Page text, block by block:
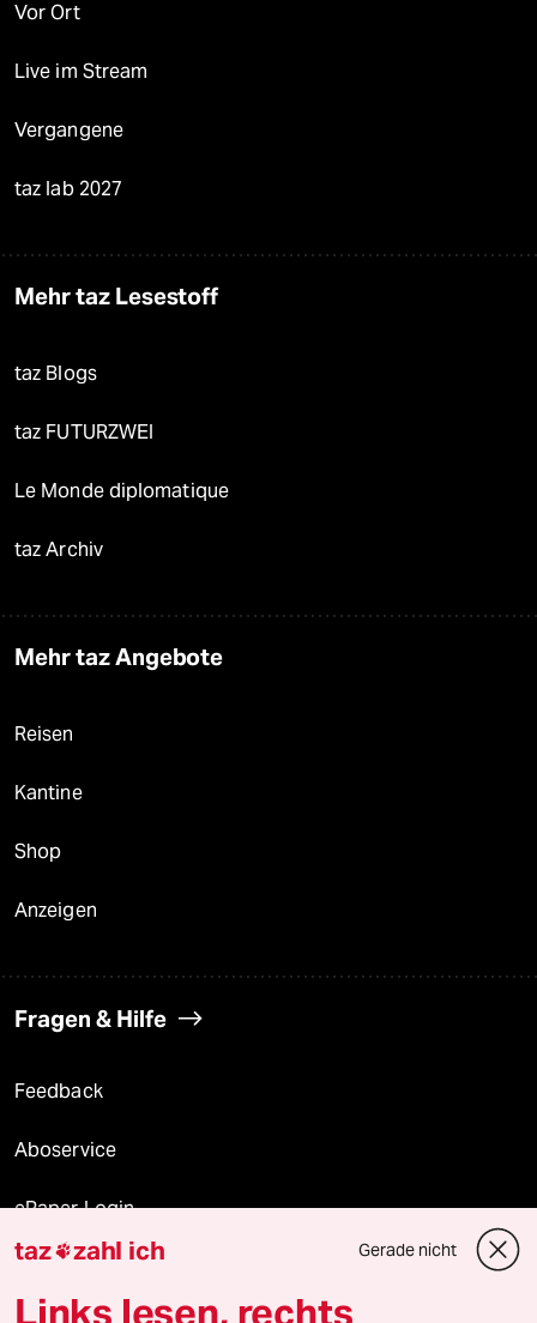
Vor Ort
Live im Stream
Vergangene
taz lab 2027
Mehr taz Lesestoff
taz Blogs
taz FUTURZWEI
Le Monde diplomatique
taz Archiv
Mehr taz Angebote
Reisen
Kantine
Shop
Anzeigen
Fragen & Hilfe
Feedback
Aboservice
ePaper Login
Downloads für Abonnierende
taz zahl ich Gerade nicht
Links lesen, rechts